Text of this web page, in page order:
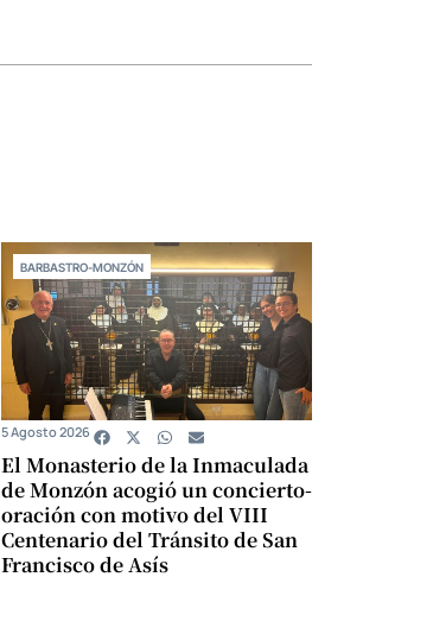
BARBASTRO-MONZÓN
El Monasterio de la Inmaculada
de Monzón acogió un concierto-
oración con motivo del VIII
Centenario del Tránsito de San
Francisco de Asís
5 Agosto 2026